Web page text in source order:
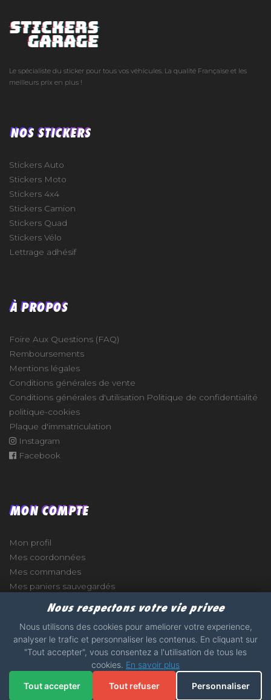
Le spécialiste du sticker pour tous vos véhicules. La qualité Française et les
meilleurs prix en plus !
NOS STICKERS
Stickers Auto
Stickers Moto
Stickers 4x4
Stickers Camion
Stickers Quad
Stickers Vélo
Lettrage adhésif
À PROPOS
Foire Aux Questions (FAQ)
Remboursements
Mentions légales
Conditions générales de vente
Conditions générales d'utilisation Politique de confidentialité
politique-cookies
Plaque d'immatriculation
Instagram
Facebook
MON COMPTE
Mon profil
Mes coordonnées
Mes commandes
Mes paniers sauvegardés
2017 - 2026 - STICKERS-GARAGE.COM - MADE WITH
Nous respectons votre vie privee
Nous utilisons des cookies pour ameliorer votre experience,
analyser le trafic et personnaliser les contenus. En cliquant sur
"Tout accepter", vous consentez a l'utilisation de tous les
cookies. En savoir plus
Tout accepter Tout refuser Personnaliser